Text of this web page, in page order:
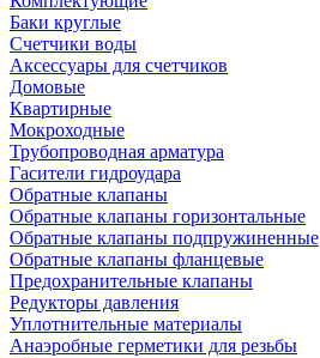
Баки круглые
Счетчики воды
Аксессуары для счетчиков
Домовые
Квартирные
Мокроходные
Трубопроводная арматура
Гасители гидроудара
Обратные клапаны
Обратные клапаны горизонтальные
Обратные клапаны подпружиненные
Обратные клапаны фланцевые
Предохранительные клапаны
Редукторы давления
Уплотнительные материалы
Анаэробные герметики для резьбы